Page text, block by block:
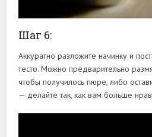
Шаг 6:
Аккуратно разложите начинку и
тесто. Можно предварительно
чтобы получилось пюре, либо
— делайте так, как вам больше